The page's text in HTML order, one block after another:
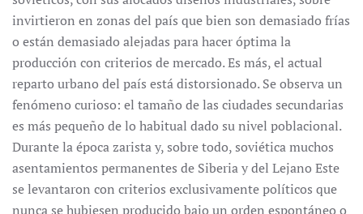
invirtieron en zonas del país que bien son demasiado frías
o están demasiado alejadas para hacer óptima la
producción con criterios de mercado. Es más, el actual
reparto urbano del país está distorsionado. Se observa un
fenómeno curioso: el tamaño de las ciudades secundarias
es más pequeño de lo habitual dado su nivel poblacional.
Durante la época zarista y, sobre todo, soviética muchos
asentamientos permanentes de Siberia y del Lejano Este
se levantaron con criterios exclusivamente políticos que
nunca se hubiesen producido bajo un orden espontáneo o